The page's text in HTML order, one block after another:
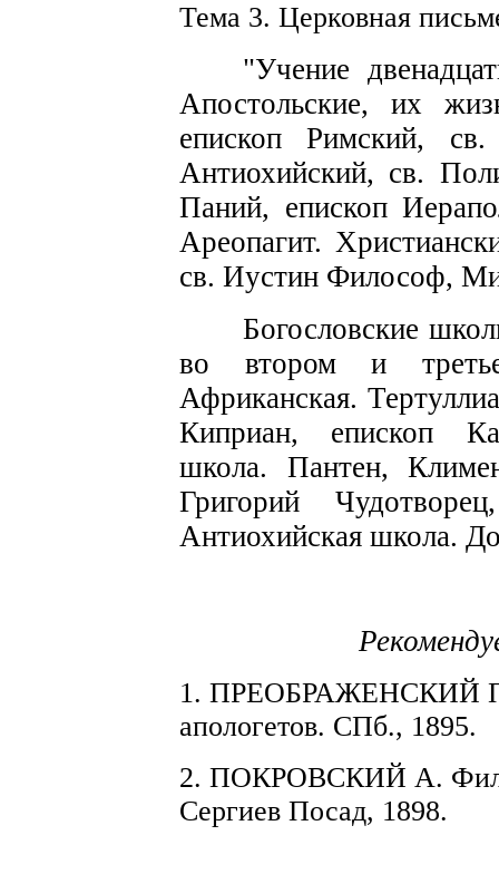
Тема 3. Церковная пис
"Учение
Апостоль­ские, их
епископ Римский, св.
Антиохийский, св.
Паний, епископ
Ареопагит.
св. Иустин Философ,
Богословские
во втором и
Африканская.
Киприан, епископ
школа. Пантен,
Григорий Чудотво
Антиохийская школа.
1. ПРЕОБРАЖЕНСКИЙ
апологетов. СПб., 1895.
2. ПОКРОВСКИЙ А.
Сергиев Посад, 1898.